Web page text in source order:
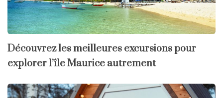
Découvrez les meilleures excursions pour
explorer l’île Maurice autrement